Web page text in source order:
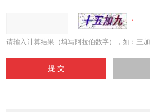
请输入计算结果（填写阿拉伯数字），如：三